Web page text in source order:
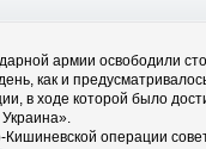
армии освободили
как и
в ходе которой было
Кишиневской операции